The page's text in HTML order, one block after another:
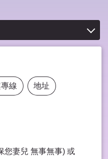
線 地址
您妻兒 無事無事) 或